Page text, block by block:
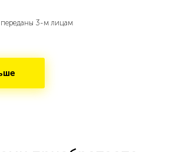
3-м лицам